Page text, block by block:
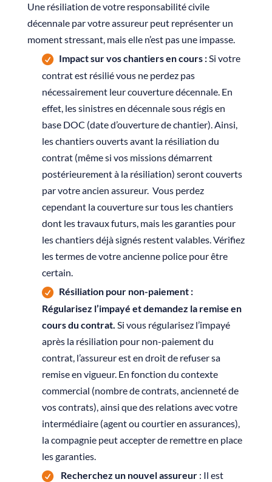
Une résiliation de votre responsabilité civile
décennale par votre assureur peut représenter un
moment stressant, mais elle n’est pas une impasse.
Impact sur vos chantiers en cours :Si votre
contrat est résilié vous ne perdez pas
nécessairement leur couverture décennale. En
effet, les sinistres en décennale sous régis en
base DOC (date d’ouverture de chantier). Ainsi,
les chantiers ouverts avant la résiliation du
contrat (même si vos missions démarrent
postérieurement à la résiliation) seront couverts
par votre ancien assureur. Vous perdez
cependant la couverture sur tous les chantiers
dont les travaux futurs, mais les garanties pour
les chantiers déjà signés restent valables. Vérifiez
les termes de votre ancienne police pour être
certain.
Résiliation pour non-paiement :
Régularisez l’impayé et demandez la remise en
cours du contrat. Si vous régularisez l’impayé
après la résiliation pour non-paiement du
contrat, l’assureur est en droit de refuser sa
remise en vigueur. En fonction du contexte
commercial (nombre de contrats, ancienneté de
vos contrats), ainsi que des relations avec votre
intermédiaire (agent ou courtier en assurances),
la compagnie peut accepter de remettre en place
les garanties.
Recherchez un nouvel assureur : Il est